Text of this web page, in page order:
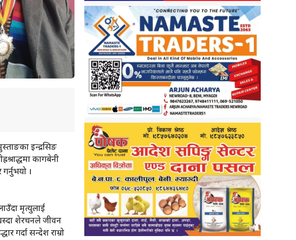
इन्द्रसिङ
कागबेनी
।
मृत्युलाई
शेरचनले जीवन
गर्दा सन्देश राम्रो